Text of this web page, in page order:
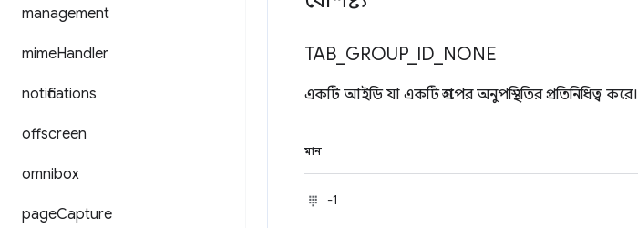
management
mimeHandler
notifications
offscreen
omnibox
pageCapture
TAB GROUP_ ID NONE
একটি আইডি যা একটি গ্রুপের অনুপস্থিতির প্রতিনিধিত্ব করে।
মান
-1